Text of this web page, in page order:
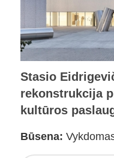
Stasio
rekonstrukcija
kultūros
Būsena: